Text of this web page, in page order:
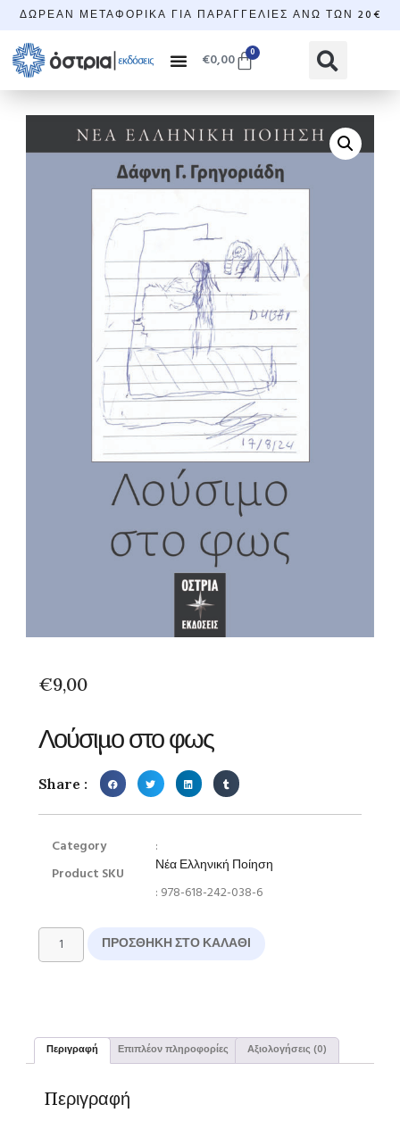
ΔΩΡΕΆΝ ΜΕΤΑΦΟΡΙΚΆ ΓΙΑ ΠΑΡΑΓΓΕΛΊΕΣ ΆΝΩ ΤΩΝ 20€
€0,00 0
€9,00
Λούσιμο στο φως
Share :
Category
Product SKU
:
Νέα Ελληνική Ποίηση
: 978-618-242-038-6
ΠΡΟΣΘΉΚΗ ΣΤΟ ΚΑΛΆΘΙ
Περιγραφή Επιπλέον πληροφορίες Αξιολογήσεις (0)
Περιγραφή